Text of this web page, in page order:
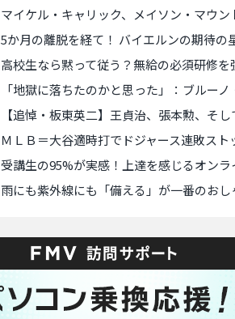
マイケル・キャリック、メイソン・マウントの
5か月の離脱を経て！ バイエルンの期待の
高校生なら黙って従う？無給の必須研修
「地獄に落ちたのかと思った」：ブルー
【追悼・板東英二】王貞治、張本勲、そして
ＭＬＢ＝大谷適時打でドジャース連敗スト
受講生の95%が実感！上達を感じるオン
雨にも紫外線にも「備える」が一番のおし